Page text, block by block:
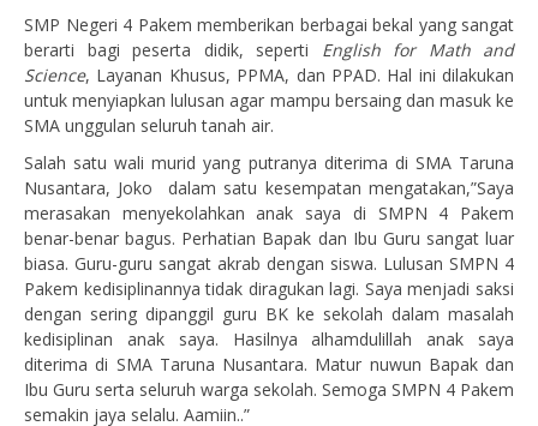
SMP Negeri 4 Pakem memberikan berbagai bekal yang sangat
berarti bagi peserta didik, seperti English for Math and
Science, Layanan Khusus, PPMA, dan PPAD. Hal ini dilakukan
untuk menyiapkan lulusan agar mampu bersaing dan masuk ke
SMA unggulan seluruh tanah air.
Salah satu wali murid yang putranya diterima di SMA Taruna
Nusantara, Joko dalam satu kesempatan mengatakan,”Saya
merasakan menyekolahkan anak saya di SMPN 4 Pakem
benar-benar bagus. Perhatian Bapak dan Ibu Guru sangat luar
biasa. Guru-guru sangat akrab dengan siswa. Lulusan SMPN 4
Pakem kedisiplinannya tidak diragukan lagi. Saya menjadi saksi
dengan sering dipanggil guru BK ke sekolah dalam masalah
kedisiplinan anak saya. Hasilnya alhamdulillah anak saya
diterima di SMA Taruna Nusantara. Matur nuwun Bapak dan
Ibu Guru serta seluruh warga sekolah. Semoga SMPN 4 Pakem
semakin jaya selalu. Aamiin..”